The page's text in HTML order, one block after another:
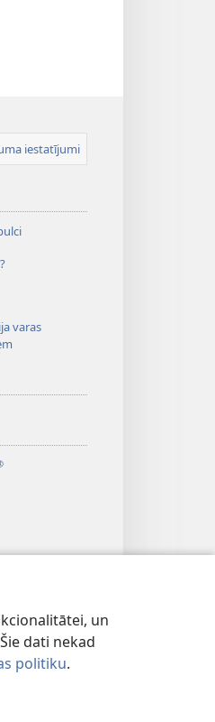
un
dati nekad
politiku.
iestatījumi
varas